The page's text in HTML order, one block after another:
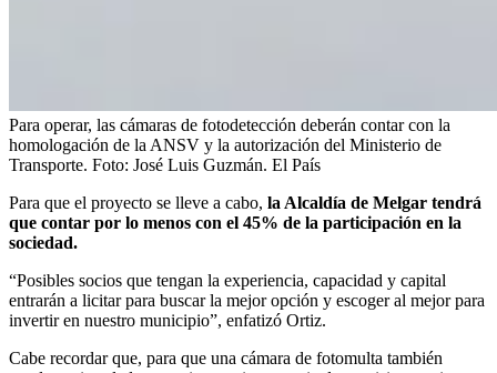
Para operar, las cámaras de fotodetección deberán contar con la
homologación de la ANSV y la autorización del Ministerio de
Transporte. Foto: José Luis Guzmán. El País
Para que el proyecto se lleve a cabo, la Alcaldía de Melgar tendrá
que contar por lo menos con el 45% de la participación en la
sociedad.
“Posibles socios que tengan la experiencia, capacidad y capital
entrarán a licitar para buscar la mejor opción y escoger al mejor para
invertir en nuestro municipio”, enfatizó Ortiz.
Cabe recordar que, para que una cámara de fotomulta también